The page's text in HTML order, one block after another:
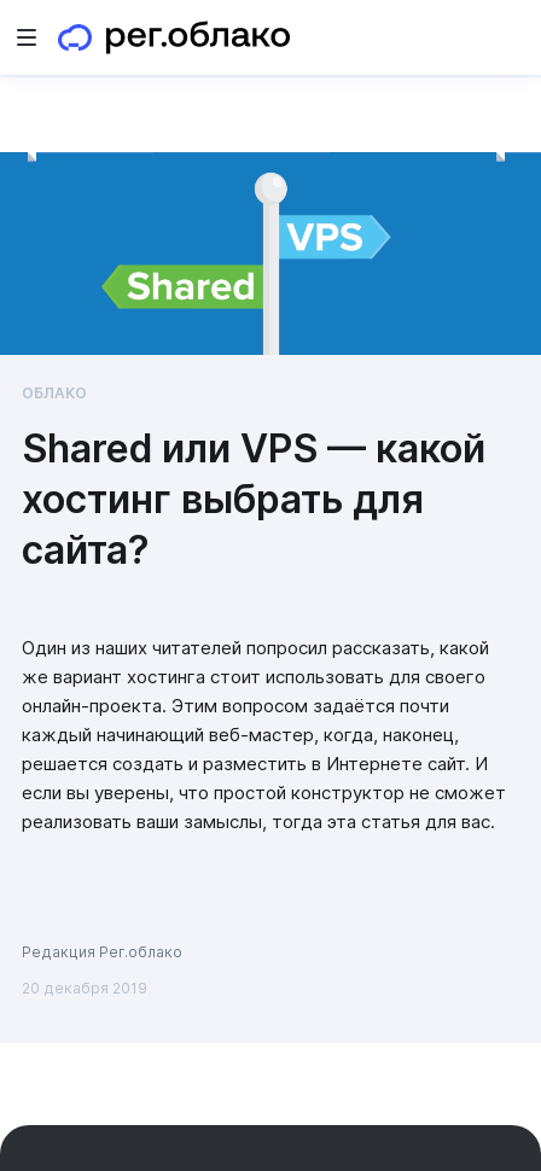
Открыть меню
ОБЛАКО
Shared или VPS — какой
хостинг выбрать для
сайта?
Один из наших читателей попросил рассказать, какой
же вариант хостинга стоит использовать для своего
онлайн-проекта. Этим вопросом задаётся почти
каждый начинающий веб-мастер, когда, наконец,
решается создать и разместить в Интернете сайт. И
если вы уверены, что простой конструктор не сможет
реализовать ваши замыслы, тогда эта статья для вас.
Редакция Рег.облако
20 декабря 2019